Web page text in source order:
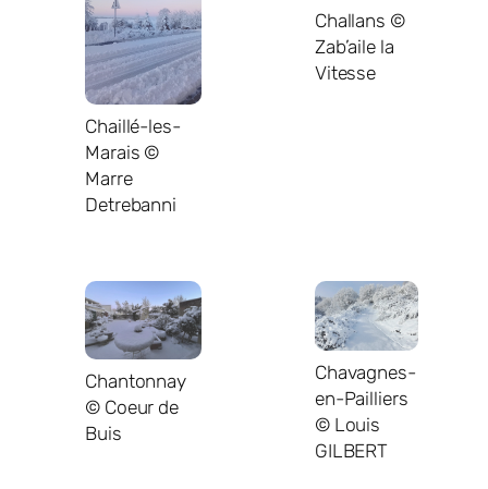
Chaillé-les-
Marais ©
Marre
Detrebanni
Challans ©
Zab’aile la
Vitesse
Chantonnay
© Coeur de
Buis
Chavagnes-
en-Pailliers
© Louis
GILBERT